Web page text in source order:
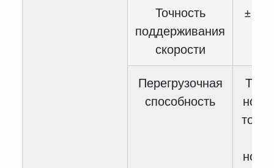
Точность
поддерживания
скорости
±
Перегрузочная
способность
Тип
тока